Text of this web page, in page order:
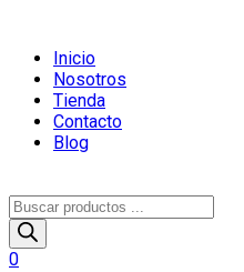
Inicio
Nosotros
Tienda
Contacto
Blog
Búsqueda
de
productos
0